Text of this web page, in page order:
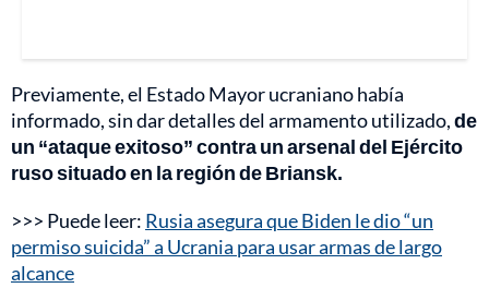
Previamente, el Estado Mayor ucraniano había
informado, sin dar detalles del armamento utilizado,de
un “ataque exitoso” contra un arsenal del Ejército
ruso situado en la región de Briansk.
>>> Puede leer: Rusia asegura que Biden le dio “un
permiso suicida” a Ucrania para usar armas de largo
alcance